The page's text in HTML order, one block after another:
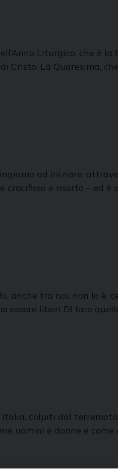
Liturgico, che è la
Cristo. La Quaresima,
ad iniziare,
e risorto – ed è
anche tra noi, non lo è,
essere liberi DI fare
colpiti dal
uomini e donne e